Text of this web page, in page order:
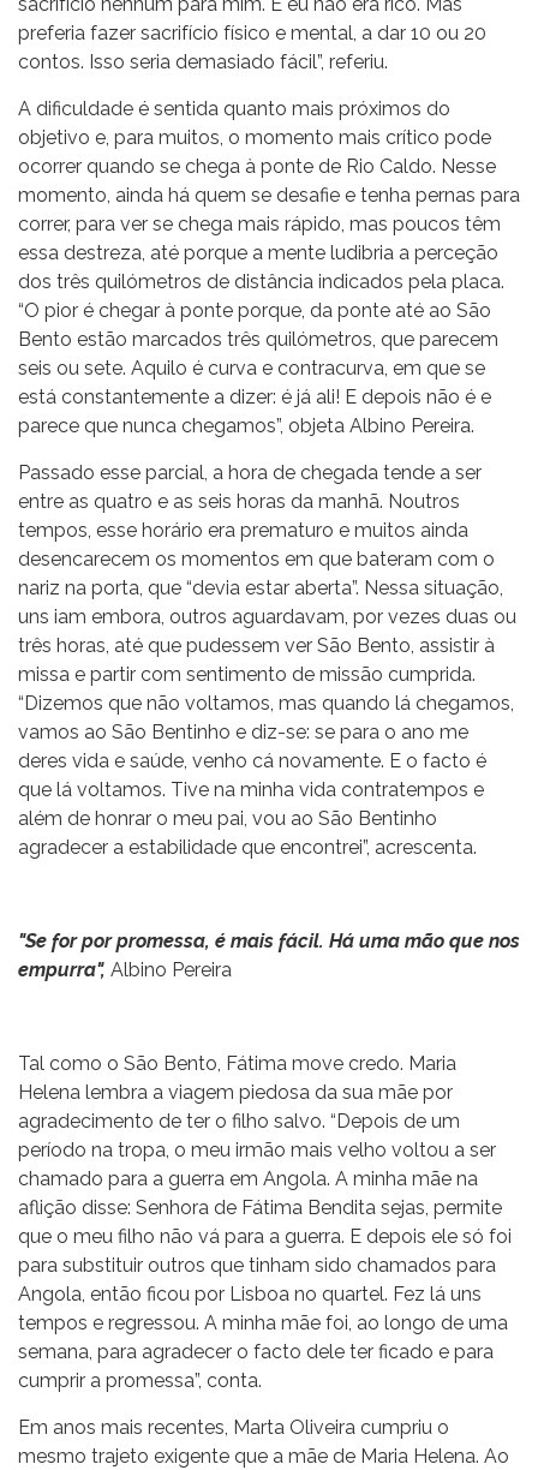
preferia fazer sacrifício físico e mental, a dar 10 ou 20
contos. Isso seria demasiado fácil”, referiu.
A dificuldade é sentida quanto mais próximos do
objetivo e, para muitos, o momento mais crítico pode
ocorrer quando se chega à ponte de Rio Caldo. Nesse
momento, ainda há quem se desafie e tenha pernas para
correr, para ver se chega mais rápido, mas poucos têm
essa destreza, até porque a mente ludibria a perceção
dos três quilómetros de distância indicados pela placa.
“O pior é chegar à ponte porque, da ponte até ao São
Bento estão marcados três quilómetros, que parecem
seis ou sete. Aquilo é curva e contracurva, em que se
está constantemente a dizer: é já ali! E depois não é e
parece que nunca chegamos”, objeta Albino Pereira.
Passado esse parcial, a hora de chegada tende a ser
entre as quatro e as seis horas da manhã. Noutros
tempos, esse horário era prematuro e muitos ainda
desencarecem os momentos em que bateram com o
nariz na porta, que “devia estar aberta”. Nessa situação,
uns iam embora, outros aguardavam, por vezes duas ou
três horas, até que pudessem ver São Bento, assistir à
missa e partir com sentimento de missão cumprida.
“Dizemos que não voltamos, mas quando lá chegamos,
vamos ao São Bentinho e diz-se: se para o ano me
deres vida e saúde, venho cá novamente. E o facto é
que lá voltamos. Tive na minha vida contratempos e
além de honrar o meu pai, vou ao São Bentinho
agradecer a estabilidade que encontrei”, acrescenta.
"Se for por promessa, é mais fácil. Há uma mão que nos
empurra", Albino Pereira
Tal como o São Bento, Fátima move credo. Maria
Helena lembra a viagem piedosa da sua mãe por
agradecimento de ter o filho salvo. “Depois de um
período na tropa, o meu irmão mais velho voltou a ser
chamado para a guerra em Angola. A minha mãe na
aflição disse: Senhora de Fátima Bendita sejas, permite
que o meu filho não vá para a guerra. E depois ele só foi
para substituir outros que tinham sido chamados para
Angola, então ficou por Lisboa no quartel. Fez lá uns
tempos e regressou. A minha mãe foi, ao longo de uma
semana, para agradecer o facto dele ter ficado e para
cumprir a promessa”, conta.
Em anos mais recentes, Marta Oliveira cumpriu o
mesmo trajeto exigente que a mãe de Maria Helena. Ao